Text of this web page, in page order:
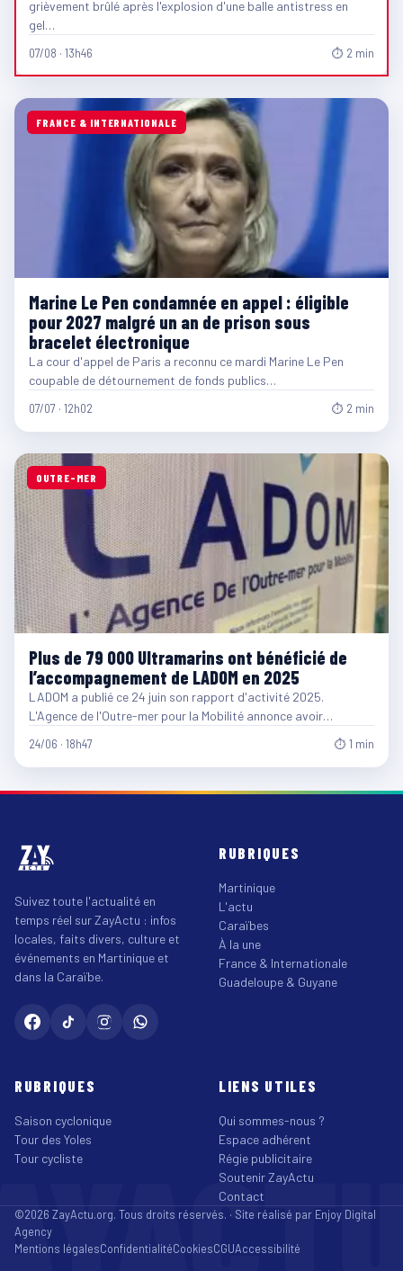
grièvement brûlé après l'explosion d'une balle antistress en
gel…
07/08 · 13h46 ⏱ 2 min
FRANCE & INTERNATIONALE
Marine Le Pen condamnée en appel : éligible
pour 2027 malgré un an de prison sous
bracelet électronique
La cour d'appel de Paris a reconnu ce mardi Marine Le Pen
coupable de détournement de fonds publics…
07/07 · 12h02 ⏱ 2 min
OUTRE-MER
Plus de 79 000 Ultramarins ont bénéficié de
l’accompagnement de LADOM en 2025
LADOM a publié ce 24 juin son rapport d'activité 2025.
L'Agence de l'Outre-mer pour la Mobilité annonce avoir…
24/06 · 18h47 ⏱ 1 min
Suivez toute l'actualité en
temps réel sur ZayActu : infos
locales, faits divers, culture et
événements en Martinique et
dans la Caraïbe.
RUBRIQUES
Martinique
L'actu
Caraïbes
À la une
France & Internationale
Guadeloupe & Guyane
RUBRIQUES
Saison cyclonique
Tour des Yoles
Tour cycliste
LIENS UTILES
Qui sommes-nous ?
Espace adhérent
Régie publicitaire
Soutenir ZayActu
Contact
©2026 ZayActu.org. Tous droits réservés. · Site réalisé par Enjoy Digital
Agency
Mentions légalesConfidentialitéCookiesCGUAccessibilité